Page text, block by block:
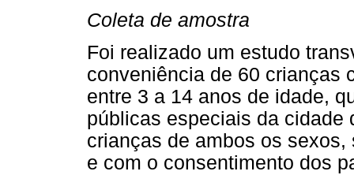
Coleta de amostra
Foi realizado um estudo
conveniência de 60 crianças
entre 3 a 14 anos de idade,
públicas especiais da cidade
crianças de ambos os
e com o consentimento dos